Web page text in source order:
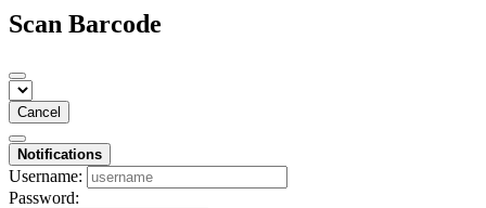
Scan Barcode
Cancel
Notifications
Username:
Password: